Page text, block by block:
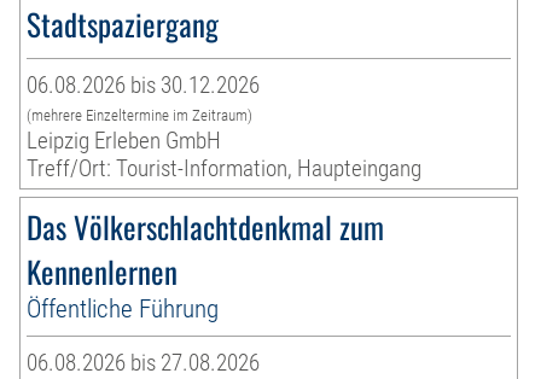
Stadtspaziergang
06.08.2026 bis 30.12.2026
(mehrere Einzeltermine im Zeitraum)
Leipzig Erleben GmbH
Treff/Ort: Tourist-Information, Haupteingang
Das Völkerschlachtdenkmal zum
Kennenlernen
Öffentliche Führung
06.08.2026 bis 27.08.2026